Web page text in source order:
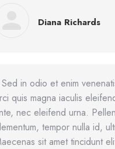
Diana Richards
in odio et enim
quis magna iaculis
nec eleifend urna.
tempor nulla id,
sit amet tincidunt